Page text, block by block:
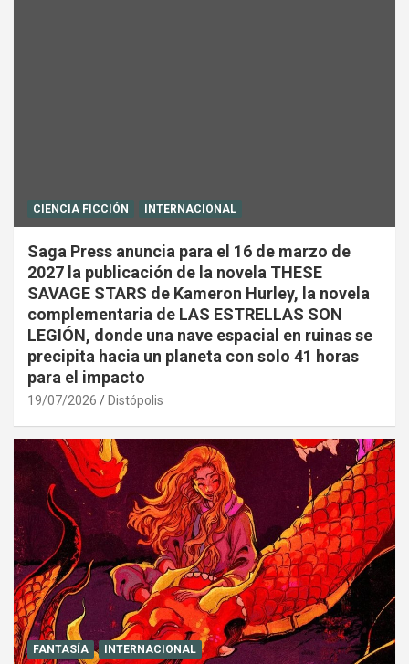
CIENCIA FICCIÓN INTERNACIONAL
Saga Press anuncia para el 16 de marzo de
2027 la publicación de la novela THESE
SAVAGE STARS de Kameron Hurley, la novela
complementaria de LAS ESTRELLAS SON
LEGIÓN, donde una nave espacial en ruinas se
precipita hacia un planeta con solo 41 horas
para el impacto
19/07/2026 Distópolis
FANTASÍA INTERNACIONAL